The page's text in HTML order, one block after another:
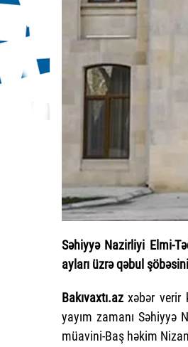
Səhiyyə Nazirliyi Elmi-
ayları üzrə qəbul
Bakıvaxtı.azxəbər verir
yayım zamanı
müavini-Baş həkim